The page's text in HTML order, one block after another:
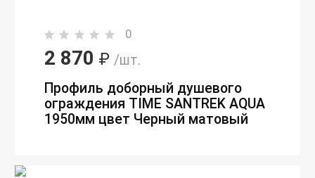
0
2 870 ₽ /шт.
Профиль доборный душевого
ограждения TIME SANTREK AQUA
1950мм цвет Черный матовый